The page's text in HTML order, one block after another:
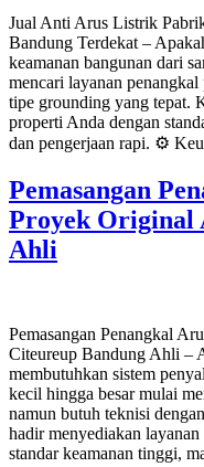
Jual Anti Arus Listrik
Bandung Terdekat –
keamanan bangunan dari
mencari layanan
tipe grounding yang tepat.
properti Anda dengan
dan pengerjaan rapi. ⚙️
Pemasangan
Proyek Original
Ahli
Pemasangan Penangkal
Citeureup Bandung Ahli –
membutuhkan sistem
kecil hingga besar mulai
namun butuh teknisi
hadir menyediakan
standar keamanan tinggi,